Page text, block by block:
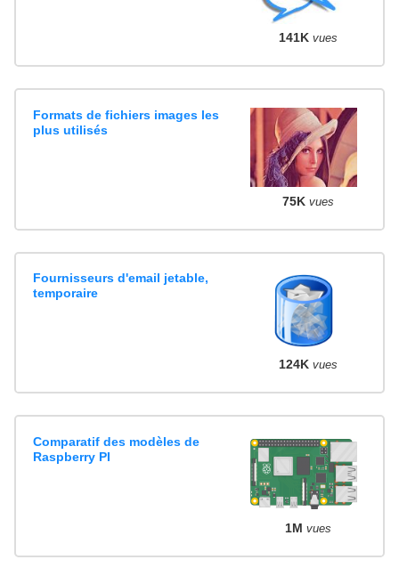
141K vues
Formats de fichiers images les
plus utilisés
75K vues
Fournisseurs d'email jetable,
temporaire
124K vues
Comparatif des modèles de
Raspberry PI
1M vues